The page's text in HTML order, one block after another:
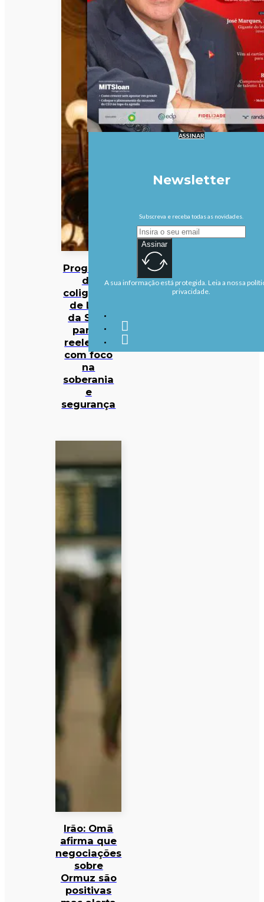
Programa
da
coligação
de Lula
da Silva
para a
reeleição
com foco
na
soberania
e
segurança
Irão: Omã
afirma que
negociações
sobre
Ormuz são
positivas
ASSINAR
Newsletter
Subscreva e receba todas as novidades.
Assinar
A sua informação está protegida. Leia a nossa
privacidade.